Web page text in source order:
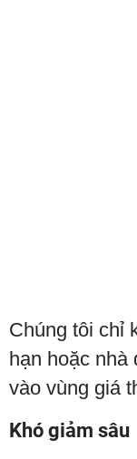
Chúng tôi chỉ
hạn hoặc nhà
vào vùng giá
Khó giảm sâu